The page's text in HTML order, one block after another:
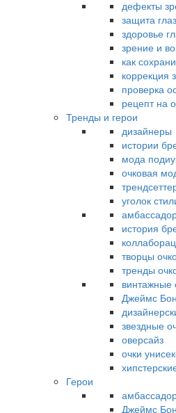
дефекты
защита
здоровье
зрение и
как
коррекция
проверка
рецепт на
Тренды и герои
дизайнеры
истории
мода
очковая
уголок
история
творцы
тренды
винтажные
Джеймс
звездные
оверсайз
очки
Герои
Джеймс